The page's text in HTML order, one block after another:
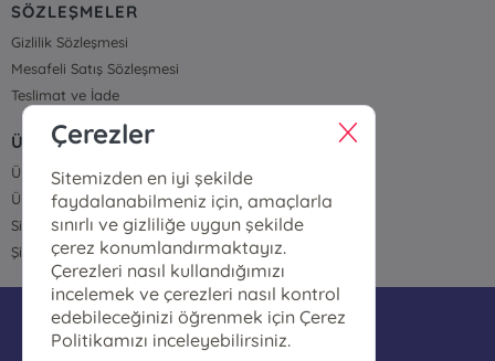
SÖZLEŞMELER
Gizlilik Sözleşmesi
Mesafeli Satış Sözleşmesi
Teslimat ve İade
ÜYELİK VE SİPARİŞ
Üye Girişi
Üye Ol
Sipariş Takip
Şifremi Unuttum
bilgi@polatkitapcilik.com
Çerezler
Sitemizden en iyi şekilde
faydalanabilmeniz için, amaçlarla
sınırlı ve gizliliğe uygun şekilde
çerez konumlandırmaktayız.
Çerezleri nasıl kullandığımızı
incelemek ve çerezleri nasıl kontrol
edebileceğinizi öğrenmek için Çerez
Politikamızı inceleyebilirsiniz.